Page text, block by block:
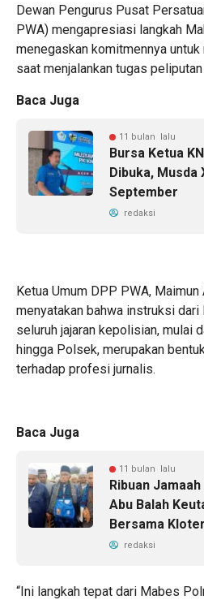
Dewan Pengurus Pusat
PWA) mengapresiasi langkah
menegaskan komitmennya
saat menjalankan tugas
Baca Juga
11 bulan lalu
Bursa Ketua
Dibuka, Musda
September
redaksi
Ketua Umum DPP PWA, Maimun
menyatakan bahwa instruksi
seluruh jajaran kepolisian, mulai
hingga Polsek, merupakan
terhadap profesi jurnalis.
Baca Juga
11 bulan lalu
Ribuan
Abu Balah
Bersama
redaksi
“Ini langkah tepat dari Mabes